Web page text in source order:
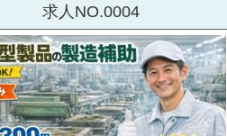
求人NO.0004